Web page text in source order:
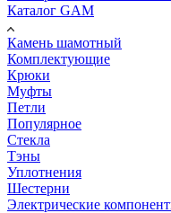
Каталог GAM
Камень шамотный
Комплектующие
Крюки
Муфты
Петли
Популярное
Стекла
Тэны
Уплотнения
Шестерни
Электрические